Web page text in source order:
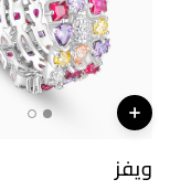
ويفز